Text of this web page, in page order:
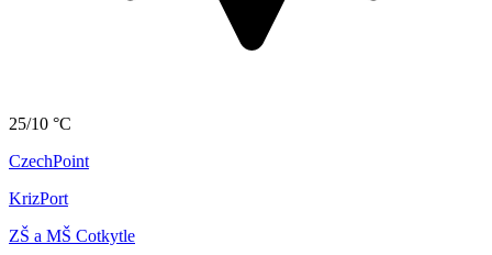
25/10 °C
CzechPoint
KrizPort
ZŠ a MŠ Cotkytle